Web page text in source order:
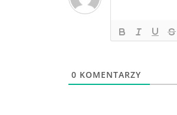
0 KOMENTARZY